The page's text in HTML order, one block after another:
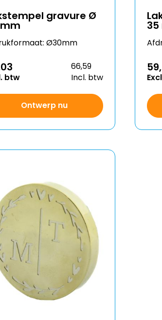
gravure Ø
Ø30mm
btw
66,59
Incl. btw
Ontwerp nu